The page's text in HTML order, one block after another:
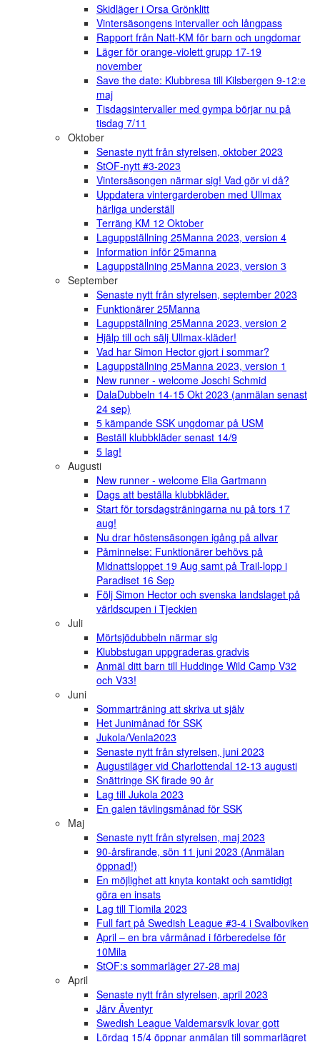
Skidläger i Orsa Grönklitt
Vintersäsongens intervaller och långpass
Rapport från Natt-KM för barn och ungdomar
Läger för orange-violett grupp 17-19
november
Save the date: Klubbresa till Kilsbergen 9-12:e
maj
Tisdagsintervaller med gympa börjar nu på
tisdag 7/11
Oktober
Senaste nytt från styrelsen, oktober 2023
StOF-nytt #3-2023
Vintersäsongen närmar sig! Vad gör vi då?
Uppdatera vintergarderoben med Ullmax
härliga underställ
Terräng KM 12 Oktober
Laguppställning 25Manna 2023, version 4
Information inför 25manna
Laguppställning 25Manna 2023, version 3
September
Senaste nytt från styrelsen, september 2023
Funktionärer 25Manna
Laguppställning 25Manna 2023, version 2
Hjälp till och sälj Ullmax-kläder!
Vad har Simon Hector gjort i sommar?
Laguppställning 25Manna 2023, version 1
New runner - welcome Joschi Schmid
DalaDubbeln 14-15 Okt 2023 (anmälan senast
24 sep)
5 kämpande SSK ungdomar på USM
Beställ klubbkläder senast 14/9
5 lag!
Augusti
New runner - welcome Elia Gartmann
Dags att beställa klubbkläder.
Start för torsdagsträningarna nu på tors 17
aug!
Nu drar höstensäsongen igång på allvar
Påminnelse: Funktionärer behövs på
Midnattsloppet 19 Aug samt på Trail-lopp i
Paradiset 16 Sep
Följ Simon Hector och svenska landslaget på
världscupen i Tjeckien
Juli
Mörtsjödubbeln närmar sig
Klubbstugan uppgraderas gradvis
Anmäl ditt barn till Huddinge Wild Camp V32
och V33!
Juni
Sommarträning att skriva ut själv
Het Junimånad för SSK
Jukola/Venla2023
Senaste nytt från styrelsen, juni 2023
Augustiläger vid Charlottendal 12-13 augusti
Snättringe SK firade 90 år
Lag till Jukola 2023
En galen tävlingsmånad för SSK
Maj
Senaste nytt från styrelsen, maj 2023
90-årsfirande, sön 11 juni 2023 (Anmälan
öppnad!)
En möjlighet att knyta kontakt och samtidigt
göra en insats
Lag till Tiomila 2023
Full fart på Swedish League #3-4 i Svalboviken
April – en bra vårmånad i förberedelse för
10Mila
StOF:s sommarläger 27-28 maj
April
Senaste nytt från styrelsen, april 2023
Järv Äventyr
Swedish League Valdemarsvik lovar gott
Lördag 15/4 öppnar anmälan till sommarlägret